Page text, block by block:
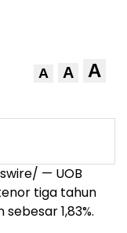
A A A
— UOB
tiga tahun
1,83%.